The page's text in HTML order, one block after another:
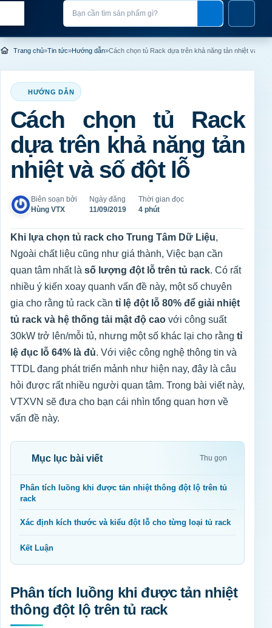
Chuyển đến nội dung
Nhập nội dung tìm kiếm
Trang chủ»Tin tức»Hướng dẫn»Cách chọn tủ Rack dựa trên khả năng tản nhiệt và số
HƯỚNG DẪN
Cách chọn tủ Rack
dựa trên khả năng tản
nhiệt và số đột lỗ
Biên soạn bởi
Hùng VTX
Ngày đăng
11/09/2019
Thời gian đọc
4 phút
Khi lựa chọn tủ rack cho Trung Tâm Dữ Liệu,
Ngoài chất liệu cũng như giá thành, Việc bạn cần
quan tâm nhất là số lượng đột lỗ trên tủ rack. Có rất
nhiều ý kiến xoay quanh vấn đề này, một số chuyên
gia cho rằng tủ rack cần tỉ lệ đột lỗ 80% để giải nhiệt
tủ rack và hệ thống tải mật độ cao với công suất
30kW trở lên/mỗi tủ, nhưng một số khác lại cho rằng tỉ
lệ đục lỗ 64% là đủ. Với việc công nghệ thông tin và
TTDL đang phát triển mảnh như hiện nay, đây là câu
hỏi được rất nhiều người quan tâm. Trong bài viết này,
VTXVN sẽ đưa cho bạn cái nhìn tổng quan hơn về
vấn đề này.
Mục lục bài viết Thu gọn
Phân tích luồng khi được tản nhiệt thông đột lộ trên tủ
rack
Xác định kích thước và kiểu đột lỗ cho từng loại tủ rack
Kết Luận
Phân tích luồng khi được tản nhiệt
thông đột lộ trên tủ rack